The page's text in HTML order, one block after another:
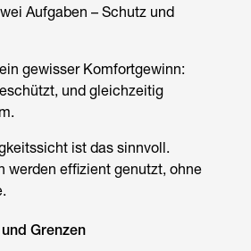
Aufgaben – Schutz und
gewisser Komfortgewinn:
und gleichzeitig
ist das sinnvoll.
werden effizient genutzt, ohne
Grenzen